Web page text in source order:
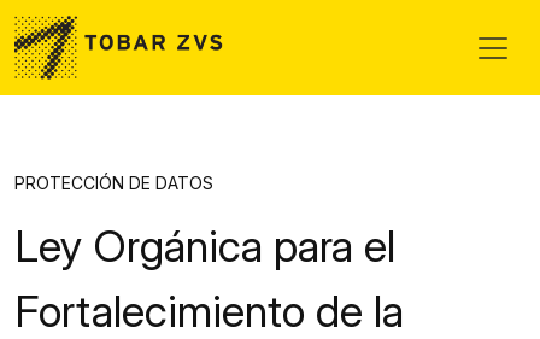
Skip to main content
PROTECCIÓN DE DATOS
Ley Orgánica para el
Fortalecimiento de la